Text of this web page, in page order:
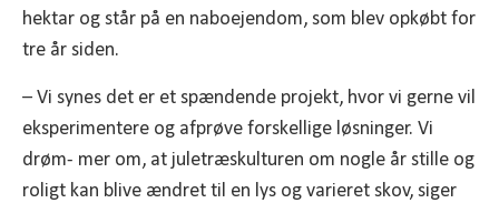
hektar og står på en naboejendom, som blev opkøbt for
tre år siden.
– Vi synes det er et spændende projekt, hvor vi gerne vil
eksperimentere og afprøve forskellige løsninger. Vi
drøm- mer om, at juletræskulturen om nogle år stille og
roligt kan blive ændret til en lys og varieret skov, siger